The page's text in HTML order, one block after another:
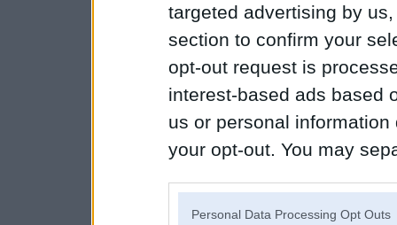
targeted advertising by
section to confirm your
opt-out request is
interest-based ads based
us or personal
your opt-out. You may
Personal Data Processing Opt Outs